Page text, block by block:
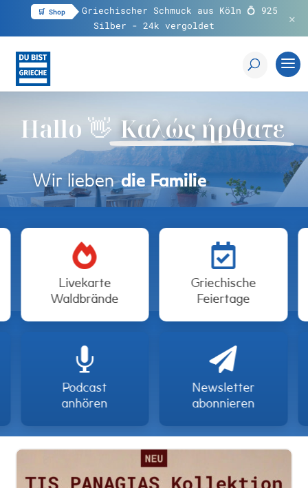
🛒 Shop
Griechischer Schmuck aus Köln 💍 925
Silber - 24k vergoldet
✕
Hallo 👋 Καλώς ήρθατε
Wir lieben die Familie

Livekarte
Waldbrände

Griechische
Feiertage

Podcast
anhören

Newsletter
abonnieren